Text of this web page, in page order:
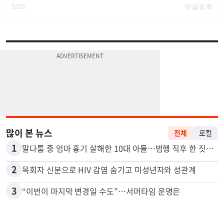
1
2 목회자 신분으로 HIV 감염 숨기고 미성년자와 성관계